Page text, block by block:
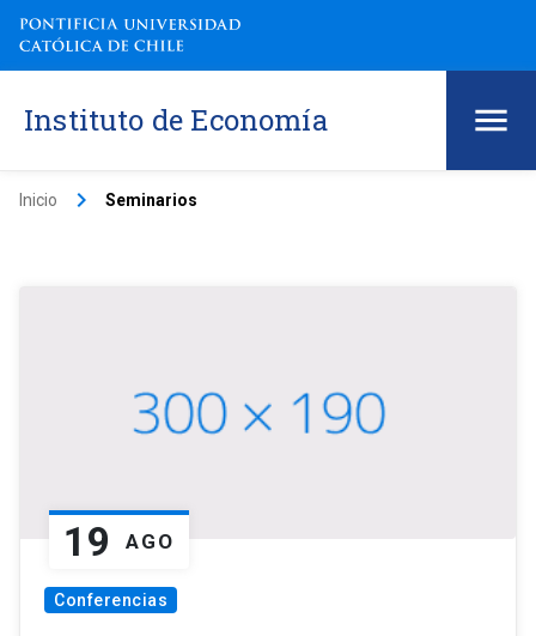
Instituto de Economía
Inicio keyboard_arrow_right Seminarios
19 AGO
Conferencias